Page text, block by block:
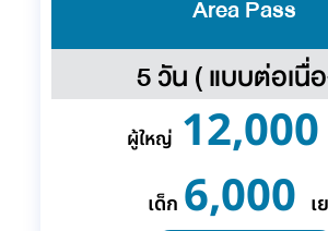
Area Pass
5 วัน ( แบบต่อเนื่
ผู้ใหญ่ 12,000
เด็ก 6,000 เ